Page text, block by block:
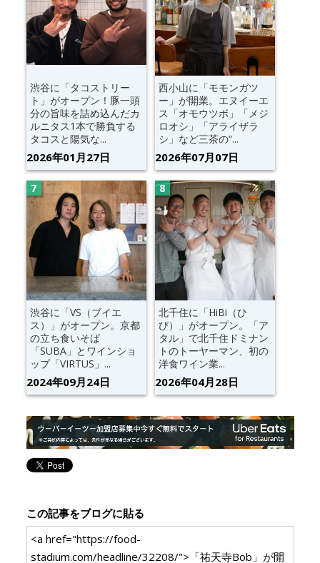
渋谷に「タコストリー
ト」がオープン！豚一頭
分の旨味を詰め込んだカ
ルニタス1本で勝負する
タコスと陽気な...
2026年01月27日
西小山に「モモンガツ
ー」が開業。エヌイーエ
ス「オモウツボ」「メジ
ロオシ」「アライザラ
シ」など三茶の“...
2026年07月07日
渋谷に「VS（ブイエ
ス）」がオープン。京都
の立ち食いそば
「SUBA」とワインショ
ップ「VIRTUS」...
2024年09月24日
北千住に「HiBi（ひ
び）」がオープン。「ア
タル」で北千住ドミナン
トのトーヤーマン、初の
洋食ワイン業...
2026年04月28日
この記事をブログに貼る
<a href="https://food-
stadium.com/headline/32208/">「祐天寺Bob」が開